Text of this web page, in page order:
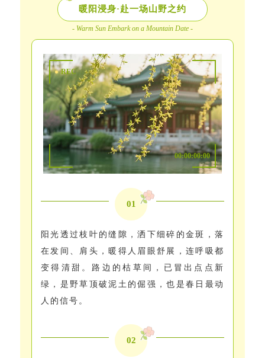
暖阳浸身·赴一场山野之约
- Warm Sun Embark on a Mountain Date -
REC
00:00:00:00
01
阳光透过枝叶的缝隙，洒下细碎的金斑，落
在发间、肩头，暖得人眉眼舒展，连呼吸都
变得清甜。路边的枯草间，已冒出点点新
绿，是野草顶破泥土的倔强，也是春日最动
人的信号。
02